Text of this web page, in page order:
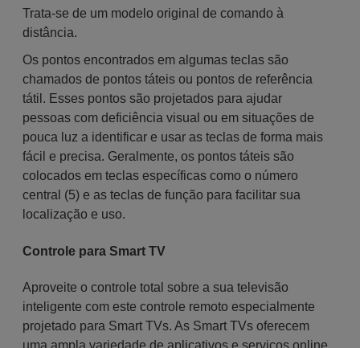
Trata-se de um modelo original de comando à
distância.
Os pontos encontrados em algumas teclas são
chamados de pontos táteis ou pontos de referência
tátil. Esses pontos são projetados para ajudar
pessoas com deficiência visual ou em situações de
pouca luz a identificar e usar as teclas de forma mais
fácil e precisa. Geralmente, os pontos táteis são
colocados em teclas específicas como o número
central (5) e as teclas de função para facilitar sua
localização e uso.
Controle para Smart TV
Aproveite o controle total sobre a sua televisão
inteligente com este controle remoto especialmente
projetado para Smart TVs. As Smart TVs oferecem
uma ampla variedade de aplicativos e serviços online